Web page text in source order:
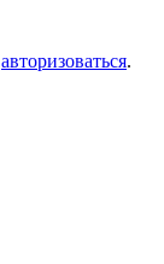
авторизоваться.